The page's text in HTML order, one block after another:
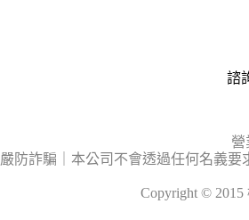
諮
營
嚴防詐騙｜本公司不會透過任何名義
Copyright ©